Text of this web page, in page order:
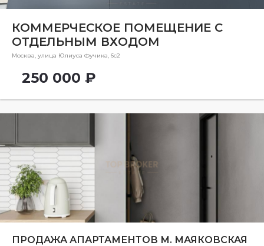
Район
Метро
Метро
Количество комнат
КОММЕРЧЕСКОЕ ПОМЕЩЕНИЕ С
ОТДЕЛЬНЫМ ВХОДОМ
Москва, улица Юлиуса Фучика, 6с2
250 000 ₽
ПРОДАЖА АПАРТАМЕНТОВ М. МАЯКОВСКАЯ